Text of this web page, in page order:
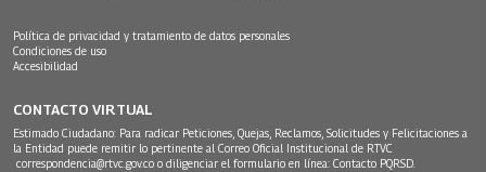
Política de privacidad y tratamiento de datos personales
Condiciones de uso
Accesibilidad
CONTACTO VIRTUAL
Estimado Ciudadano: Para radicar Peticiones, Quejas, Reclamos, Solicitudes y Felicitaciones a
la Entidad puede remitir lo pertinente al Correo Oficial Institucional de RTVC
correspondencia@rtvc.gov.co o diligenciar el formulario en línea: Contacto PQRSD.